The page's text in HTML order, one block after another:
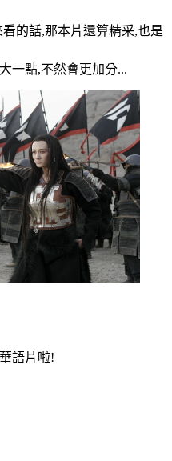
的話,那本片還算精采,也是
一點,不然會更加分...
語片啦!